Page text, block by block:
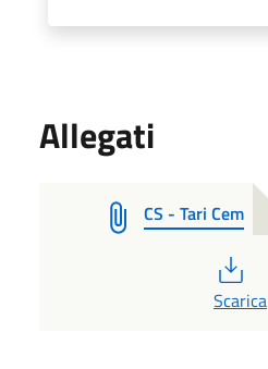
Allegati
CS - Tari Cem
PDF
Scarica